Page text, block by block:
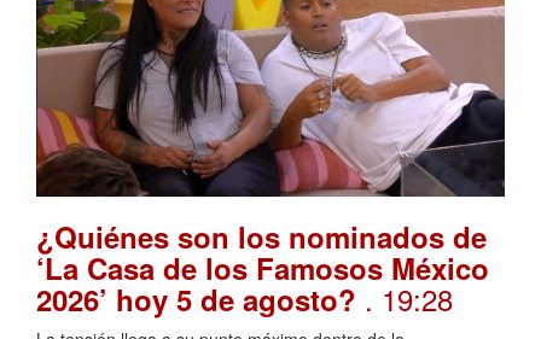
¿Quiénes son los nominados de
‘La Casa de los Famosos México
2026’ hoy 5 de agosto? . 19:28